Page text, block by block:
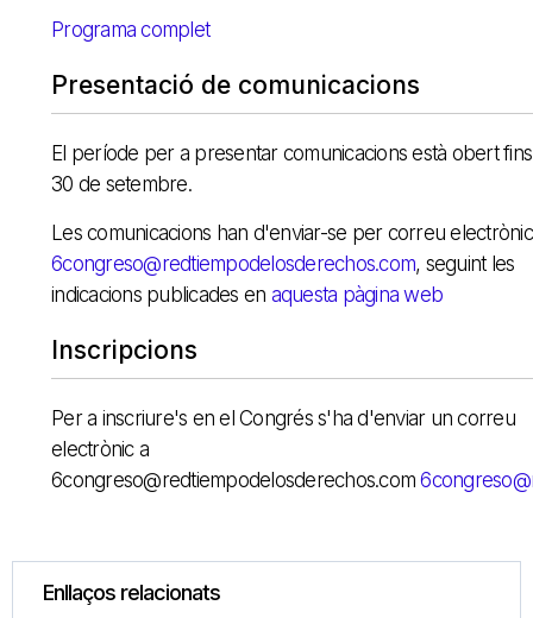
Programa complet
Presentació de comunicacions
El període per a presentar comunicacions està obert
30 de setembre.
Les comunicacions han d'enviar-se per correu
6congreso@redtiempodelosderechos.com, seguint les
indicacions publicades en aquesta pàgina web
Inscripcions
Per a inscriure's en el Congrés s'ha d'enviar un correu
electrònic a
6congreso@redtiempodelosderechos.com
Enllaços relacionats